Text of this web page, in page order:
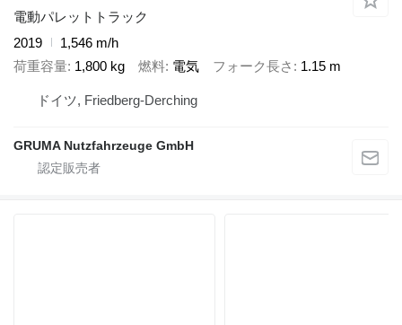
電動パレットトラック
2019
1,546 m/h
荷重容量 1,800 kg 燃料 電気 フォーク長さ 1.15 m
ドイツ, Friedberg-Derching
GRUMA Nutzfahrzeuge GmbH